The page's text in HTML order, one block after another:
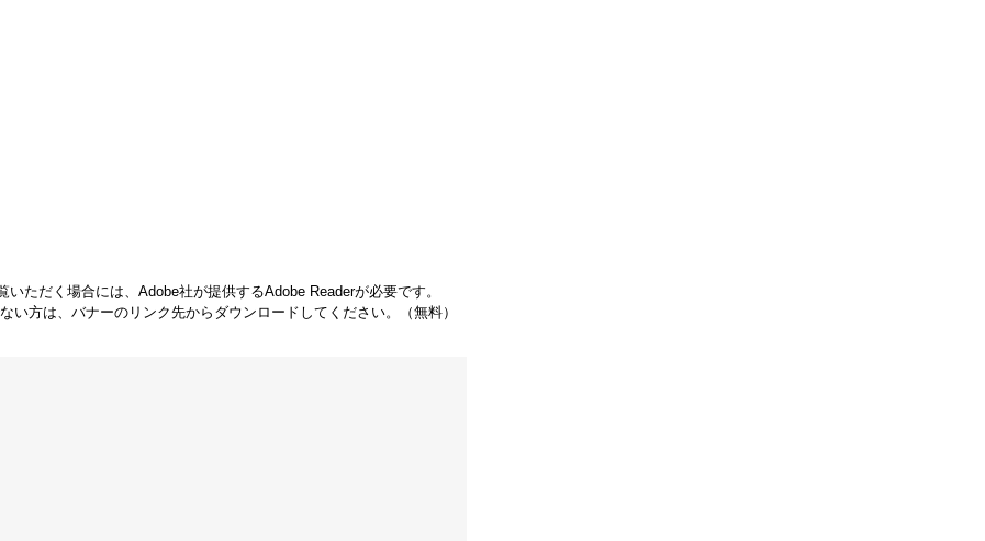
いただく場合には、Adobe社が提供するAdobe Readerが必要です。
い方は、バナーのリンク先からダウンロードしてください。（無料）